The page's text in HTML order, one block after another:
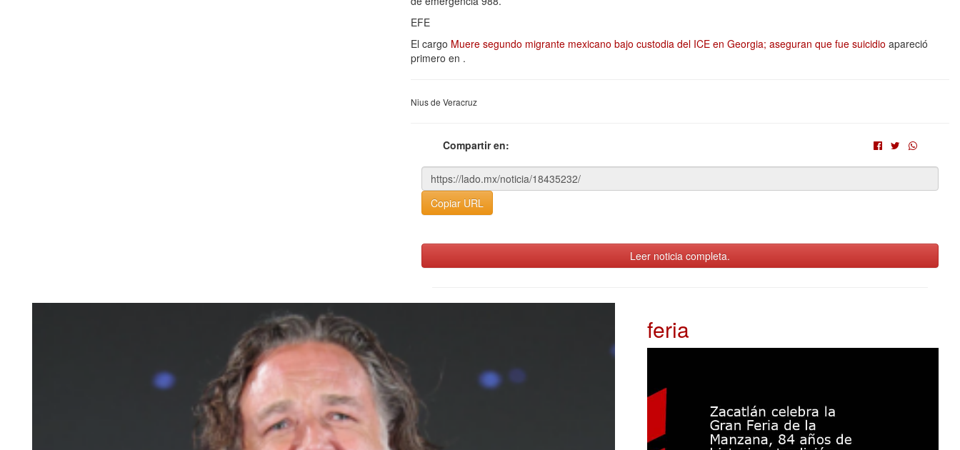
EFE
El cargo Muere segundo migrante mexicano bajo custodia del ICE en Georgia; aseguran que fue suicidio apareció
primero en .
Nius de Veracruz
Compartir en:
Copiar URL
Leer noticia completa.
feria